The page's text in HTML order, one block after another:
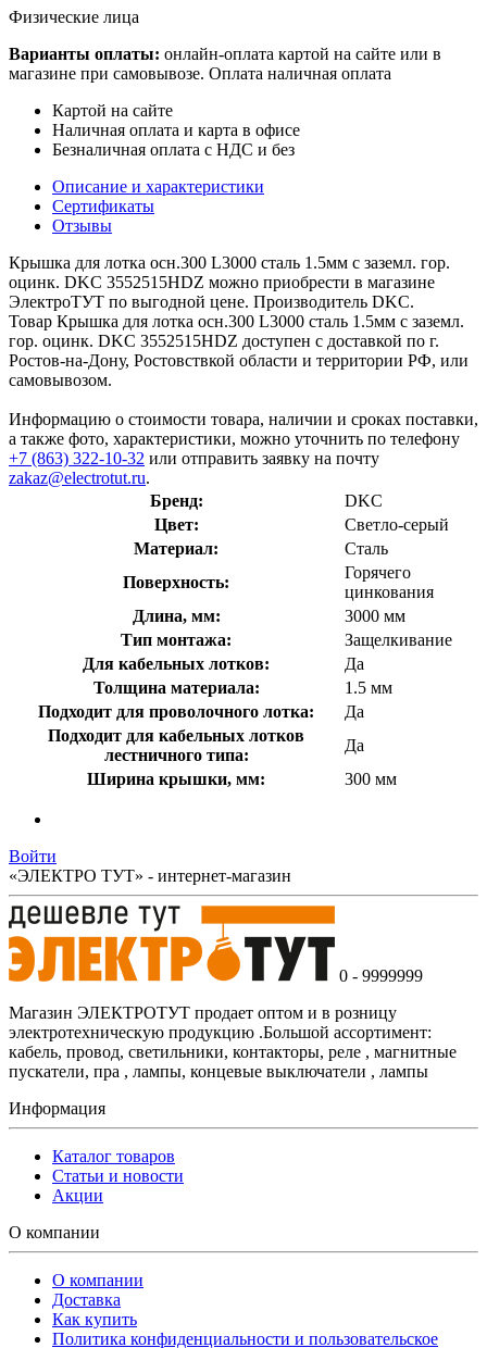
Физические лица
Варианты оплаты: онлайн-оплата картой на сайте или в
магазине при самовывозе. Оплата наличная оплата
Картой на сайте
Наличная оплата и карта в офисе
Безналичная оплата с НДС и без
Описание и характеристики
Сертификаты
Отзывы
Крышка для лотка осн.300 L3000 сталь 1.5мм с заземл. гор.
оцинк. DKC 3552515HDZ можно приобрести в магазине
ЭлектроТУТ по выгодной цене. Производитель DKC.
Товар Крышка для лотка осн.300 L3000 сталь 1.5мм с заземл.
гор. оцинк. DKC 3552515HDZ доступен с доставкой по г.
Ростов-на-Дону, Ростовствкой области и территории РФ, или
самовывозом.
Информацию о стоимости товара, наличии и сроках поставки,
а также фото, характеристики, можно уточнить по телефону
+7 (863) 322-10-32 или отправить заявку на почту
zakaz@electrotut.ru.
Бренд:
DKC
Цвет:
Светло-серый
Материал:
Сталь
Поверхность:
Горячего
цинкования
Длина, мм:
3000 мм
Тип монтажа:
Защелкивание
Для кабельных лотков:
Да
Толщина материала:
1.5 мм
Подходит для проволочного лотка:
Да
Подходит для кабельных лотков
лестничного типа:
Да
Ширина крышки, мм:
300 мм
Войти
«ЭЛЕКТРО ТУТ» - интернет-магазин
0 - 9999999
Магазин ЭЛЕКТРОТУТ продает оптом и в розницу
электротехническую продукцию .Большой ассортимент:
кабель, провод, светильники, контакторы, реле , магнитные
пускатели, пра , лампы, концевые выключатели , лампы
Информация
Каталог товаров
Статьи и новости
Акции
О компании
О компании
Доставка
Как купить
Политика конфиденциальности и пользовательское